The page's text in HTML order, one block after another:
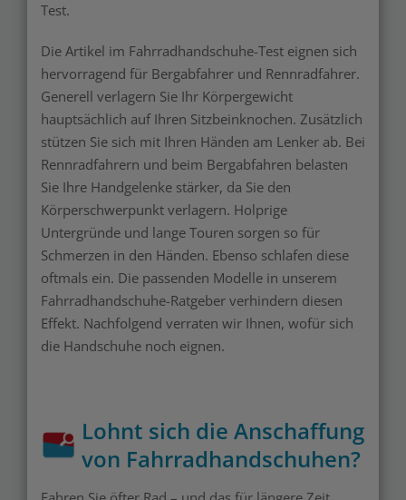
Test.
Die Artikel im Fahrradhandschuhe-Test eignen sich
hervorragend für Bergabfahrer und Rennradfahrer.
Generell verlagern Sie Ihr Körpergewicht
hauptsächlich auf Ihren Sitzbeinknochen. Zusätzlich
stützen Sie sich mit Ihren Händen am Lenker ab. Bei
Rennradfahrern und beim Bergabfahren belasten
Sie Ihre Handgelenke stärker, da Sie den
Körperschwerpunkt verlagern. Holprige
Untergründe und lange Touren sorgen so für
Schmerzen in den Händen. Ebenso schlafen diese
oftmals ein. Die passenden Modelle in unserem
Fahrradhandschuhe-Ratgeber verhindern diesen
Effekt. Nachfolgend verraten wir Ihnen, wofür sich
die Handschuhe noch eignen.
Lohnt sich die Anschaffung
von Fahrradhandschuhen?